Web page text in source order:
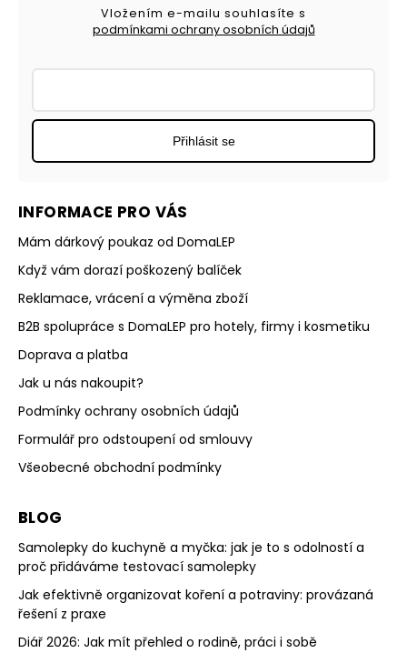
INFORMACE PRO VÁS
Mám dárkový poukaz od DomaLEP
Když vám dorazí poškozený balíček
Reklamace, vrácení a výměna zboží
B2B spolupráce s DomaLEP pro hotely, firmy i kosmetiku
Doprava a platba
Jak u nás nakoupit?
Podmínky ochrany osobních údajů
Formulář pro odstoupení od smlouvy
Všeobecné obchodní podmínky
BLOG
Samolepky do kuchyně a myčka: jak je to s odolností a
proč přidáváme testovací samolepky
Jak efektivně organizovat koření a potraviny: provázaná
řešení z praxe
Diář 2026: Jak mít přehled o rodině, práci i sobě
Vložením e-mailu souhlasíte s
podmínkami ochrany osobních údajů
Přihlásit se